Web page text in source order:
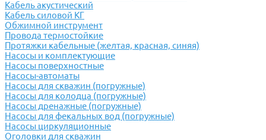
Кабель акустический
Кабель силовой КГ
Обжимной инструмент
Провода термостойкие
Протяжки кабельные (желтая, красная, синяя)
Насосы и комплектующие
Насосы поверхностные
Насосы-автоматы
Насосы для скважин (погружные)
Насосы для колодца (погружные)
Насосы дренажные (погружные)
Насосы для фекальных вод (погружные)
Насосы циркуляционные
Оголовки для скважин